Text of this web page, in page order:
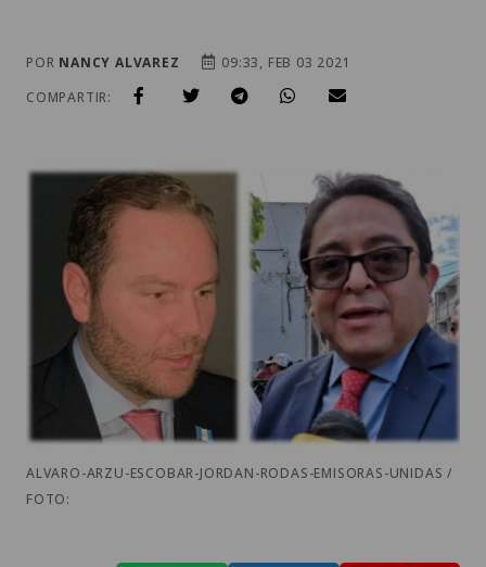
POR NANCY ALVAREZ
09:33, FEB 03 2021
COMPARTIR:
ALVARO-ARZU-ESCOBAR-JORDAN-RODAS-EMISORAS-UNIDAS /
FOTO: